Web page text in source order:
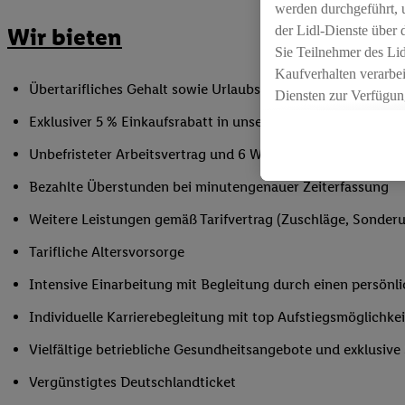
Wir bieten
Übertarifliches Gehalt sowie Urlaubs- und Weihnachtsgeld
Exklusiver 5 % Einkaufsrabatt in unseren Filialen
Unbefristeter Arbeitsvertrag und 6 Wochen Urlaub/Jahr
Bezahlte Überstunden bei minutengenauer Zeiterfassung
Weitere Leistungen gemäß Tarifvertrag (Zuschläge,
Tarifliche Altersvorsorge
Intensive Einarbeitung mit Begleitung durch einen
Individuelle Karrierebegleitung mit top
Vielfältige betriebliche Gesundheitsangebote und
Vergünstigtes Deutschlandticket
werden durchgeführt,
der Lidl-Dienste über
Sie Teilnehmer des
Kaufverhalten
Diensten zur
Die Erstellung
angereicherten
Ihr Kaufverhalten in
Speichern von und/
zur technischen
Sofern Sie hier Ihre
in gemeinsamer